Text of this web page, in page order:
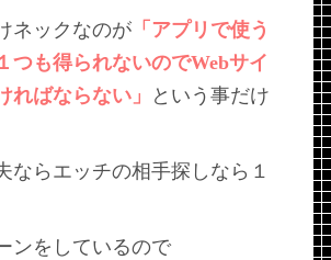
ネックなのが 「アプリで使う
つも得られないのでWebサイ
ればならない」
という事だけ
ならエッチの相手探しなら１
ンをしているので